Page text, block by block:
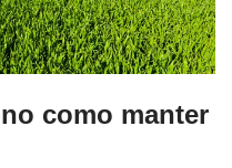
como manter